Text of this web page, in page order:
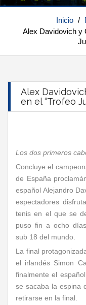
Inicio /
Alex Davidovich y
Alex
en el “Trofeo
Los dos primeros
Concluye el
de España
español Alejandro
espectadores
tenis en el que se
puso fin a ocho
sub 18 del mundo.
La final
el irlandés Simon
finalmente el
se sacaba la espina
retirarse en la final.